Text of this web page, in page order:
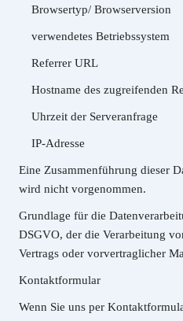
Browsertyp/ Browserversion
verwendetes Betriebssystem
Referrer URL
Hostname des zugreifenden
Uhrzeit der Serveranfrage
IP-Adresse
Eine Zusammenführung dieser
wird nicht vorgenommen.
Grundlage für die
DSGVO, der die Verarbeitung
Vertrags oder vorvertraglicher
Kontaktformular
Wenn Sie uns per